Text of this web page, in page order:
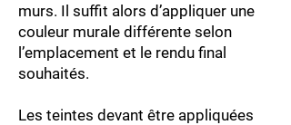
murs. Il suffit alors d’appliquer une
couleur murale différente selon
l’emplacement et le rendu final
souhaités.
Les teintes devant être appliquées